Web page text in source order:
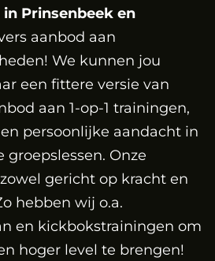
in Prinsenbeek en
aanbod aan
We kunnen jou
een fittere versie van
aan 1-op-1 trainingen,
persoonlijke aandacht in
groepslessen. Onze
gericht op kracht en
hebben wij o.a.
en kickbokstrainingen om
hoger level te brengen!